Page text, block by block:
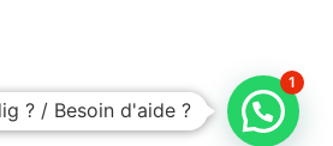
? / Besoin d'aide ?
1